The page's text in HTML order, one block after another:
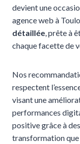
devient une
agence web à
détaillée , prête à
chaque facette de
Nos
respectent
visant une
performances
positive grâce à
transformation